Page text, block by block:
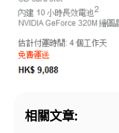
相關文章: